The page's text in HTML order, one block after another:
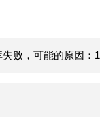
败，可能的原因：